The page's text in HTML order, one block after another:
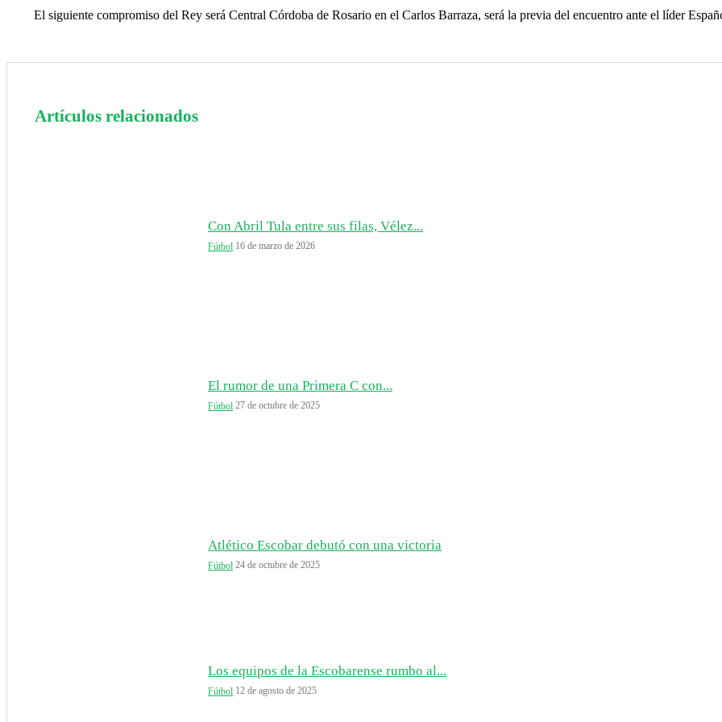
El siguiente compromiso del Rey será Central Córdoba de Rosario en el Carlos Barraza, será la previa del encuentro ante el líder
Artículos relacionados
Con Abril Tula entre sus filas, Vélez...
Fútbol 16 de marzo de 2026
El rumor de una Primera C con...
Fútbol 27 de octubre de 2025
Atlético Escobar debutó con una victoria
Fútbol 24 de octubre de 2025
Los equipos de la Escobarense rumbo al...
Fútbol 12 de agosto de 2025